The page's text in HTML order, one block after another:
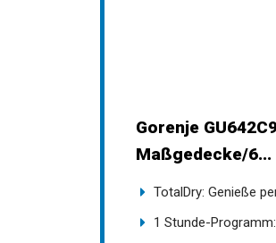
Gorenje
Maßgedecke/6...
TotalDry: Genieße
1 Stunde-